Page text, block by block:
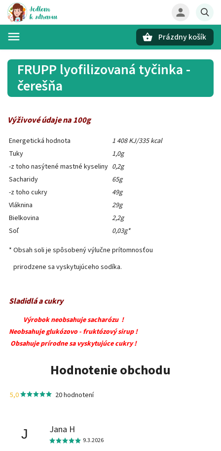
Prázdny košík
FRUPP lyofilizovaná tyčinka -
čerešňa
Výživové údaje na 100g
Energetická hodnota
1 408 KJ/335 kcal
Tuky
1,0g
-z toho nasýtené mastné kyseliny 0,2g
Sacharidy
65g
-z toho cukry
49g
Vláknina
29g
Bielkovina
2,2g
Soľ
0,03g*
* Obsah soli je spôsobený výlučne prítomnosťou
prirodzene sa vyskytujúceho sodíka.
Sladidlá a cukry
Výrobok neobsahuje sacharózu !
Neobsahuje glukózovo - fruktózový sirup !
Obsahuje prírodne sa vyskytujúce cukry !
Hodnotenie obchodu
5,0 20 hodnotení
J Jana H
9.3.2026